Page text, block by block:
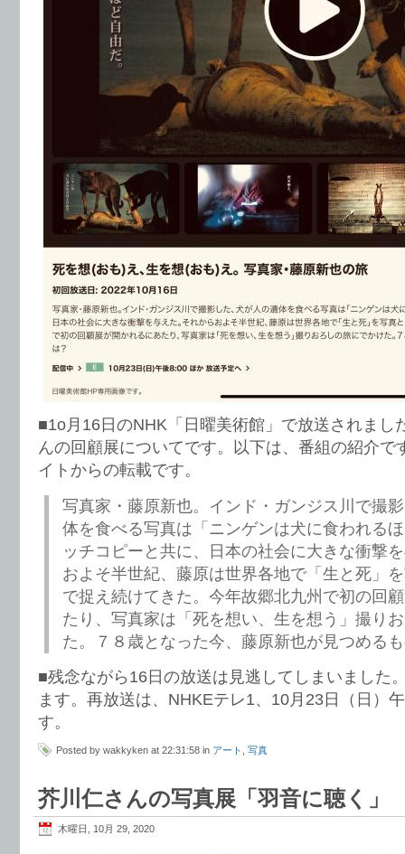
■1o月16日のNHK「日曜美術館」で放送されまし
んの回顧展についてです。以下は、番組の紹介で
イトからの転載です。
写真家・藤原新也。インド・ガンジス川で撮
体を食べる写真は「ニンゲンは犬に食われる
ッチコピーと共に、日本の社会に大きな衝撃
およそ半世紀、藤原は世界各地で「生と死」
で捉え続けてきた。今年故郷北九州で初の回
たり、写真家は「死を想い、生を想う」撮り
た。７８歳となった今、藤原新也が見つめる
■残念ながら16日の放送は見逃してしまいました
ます。再放送は、NHKEテレ1、10月23日（日）
す。
Posted by wakkyken at 22:31:58 in アート 写真
芥川仁さんの写真展「羽音に聴く」
木曜日, 10月 29, 2020